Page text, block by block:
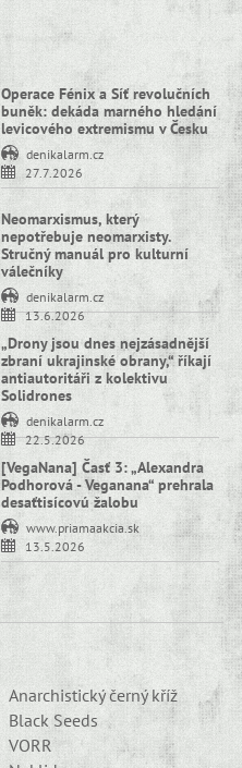
Operace Fénix a Síť revolučních
buněk: dekáda marného hledání
levicového extremismu v Česku
denikalarm.cz
27.7.2026
Neomarxismus, který
nepotřebuje neomarxisty.
Stručný manuál pro kulturní
válečníky
denikalarm.cz
13.6.2026
„Drony jsou dnes nejzásadnější
zbraní ukrajinské obrany,“ říkají
antiautoritáři z kolektivu
Solidrones
denikalarm.cz
22.5.2026
[VegaNana] Časť 3: „Alexandra
Podhorová - Veganana“ prehrala
desaťtisícovú žalobu
www.priamaakcia.sk
13.5.2026
Anarchistický černý kříž
Black Seeds
VORR